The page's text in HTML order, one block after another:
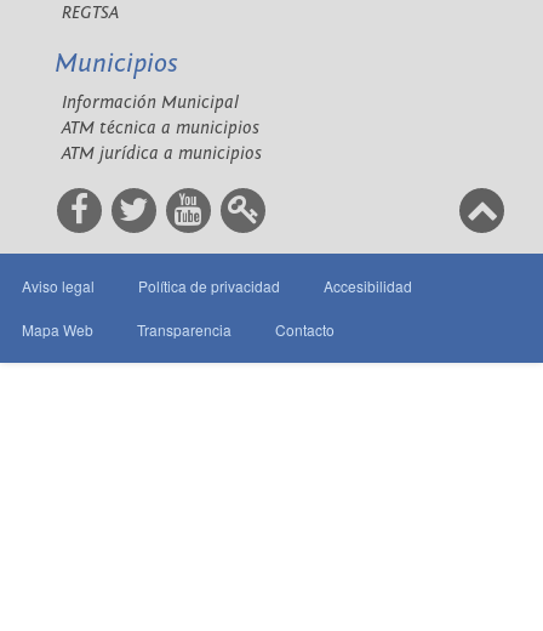
REGTSA
Municipios
Información Municipal
ATM técnica a municipios
ATM jurídica a municipios
Aviso legal Política de privacidad Accesibilidad
Mapa Web Transparencia Contacto